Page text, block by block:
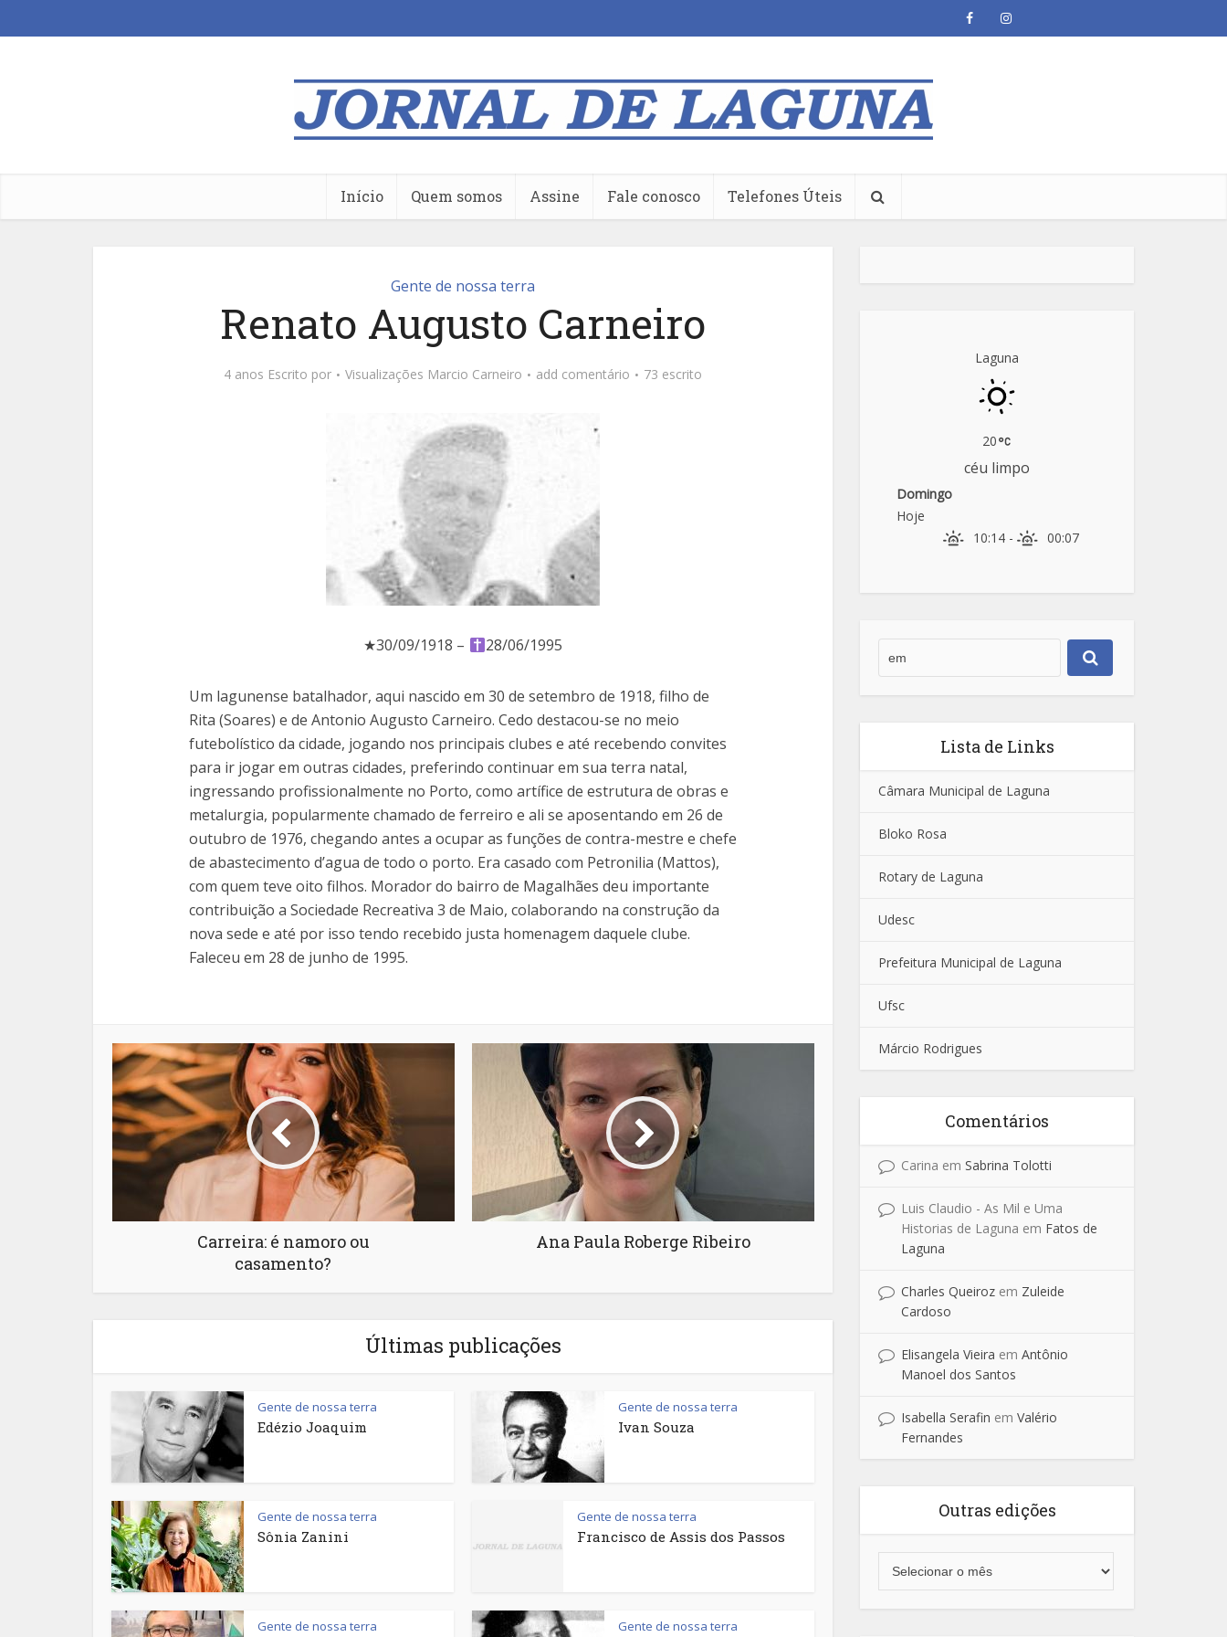
Início Quem somos Assine Fale conosco Telefones Úteis
Gente de nossa terra
Renato Augusto Carneiro
4 anos Escrito por Visualizações Marcio Carneiro add comentário 73 escrito
★30/09/1918 – 28/06/1995
Um lagunense batalhador, aqui nascido em 30 de setembro de 1918, filho de
Rita (Soares) e de Antonio Augusto Carneiro. Cedo destacou-se no meio
futebolístico da cidade, jogando nos principais clubes e até recebendo convites
para ir jogar em outras cidades, preferindo continuar em sua terra natal,
ingressando profissionalmente no Porto, como artífice de estrutura de obras e
metalurgia, popularmente chamado de ferreiro e ali se aposentando em 26 de
outubro de 1976, chegando antes a ocupar as funções de contra-mestre e chefe
de abastecimento d’agua de todo o porto. Era casado com Petronilia (Mattos),
com quem teve oito filhos. Morador do bairro de Magalhães deu importante
contribuição a Sociedade Recreativa 3 de Maio, colaborando na construção da
nova sede e até por isso tendo recebido justa homenagem daquele clube.
Faleceu em 28 de junho de 1995.
Carreira: é namoro ou
casamento?
Ana Paula Roberge Ribeiro
Últimas publicações
Gente de nossa terra
Edézio Joaquim
Gente de nossa terra
Ivan Souza
Gente de nossa terra
Sônia Zanini
Gente de nossa terra
Francisco de Assis dos Passos
Gente de nossa terra Gente de nossa terra
Laguna
20
céu limpo
Domingo
Hoje
10:14 - 00:07
Lista de Links
Câmara Municipal de Laguna
Bloko Rosa
Rotary de Laguna
Udesc
Prefeitura Municipal de Laguna
Ufsc
Márcio Rodrigues
Comentários
Carina em Sabrina Tolotti
Luis Claudio - As Mil e Uma
Historias de Laguna em Fatos de
Laguna
Charles Queiroz em Zuleide
Cardoso
Elisangela Vieira em Antônio
Manoel dos Santos
Isabella Serafin em Valério
Fernandes
Outras edições